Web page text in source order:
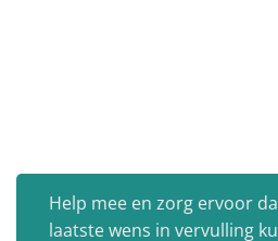
Help mee en zorg ervoor
laatste wens in vervulling